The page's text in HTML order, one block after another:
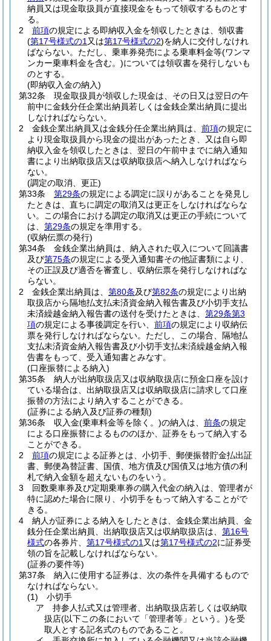
納員又は現金取扱員が直接現金をもって領収するものとす
る。
2
前項の規定による即納収入金を領収したときは、領収書
(第17号様式の1 又は第17号様式の2)を納人に交付しなけれ
ばならない。 ただし、乗車券発売による乗車料金等(ワンマ
ンカー乗車料金を含む。)については領収書を発行しないも
のとする。
(即納収入金の納入)
第32条
現金取扱員が領収した現金は、その日又は翌日の午
前中に金銭分任企業出納員若しくは金銭企業出納員に提出
しなければならない。
2
金銭企業出納員又は金銭分任企業出納員は、 前項の規定に
より現金取扱員から現金の提出があったとき、又は自ら即
納収入金を領収したときは、翌日の午前中までに納入通知
書により出納取扱店又は収納取扱店へ納入しなければなら
ない。
(調定の取消、更正)
第33条
第29条の規定による調定に誤りがあることを発見し
たときは、直ちに調定の取消又は更正をしなければならな
い。
この場合における調定の取消又は更正の手続について
は、 第29条の規定を準用する。
(収納伝票の発行)
第34条
金銭企業出納員は、納入された収入について回議書
及び第75条の規定による受入通知書その他証書類により、
その正誤及び適否を審査し、収納伝票を発行しなければな
らない。
2
金銭企業出納員は、 第80条及び第82条の規定により出納
取扱店から隔地払支払未済資金納入報告書及び小切手支払
未済繰越金納入報告書の送付を受けたときは、 第29条第3
項の規定による事後調定を行い、 前項の規定により収納伝
票を発行しなければならない。 ただし、この場合、隔地払
支払未済資金納入報告書及び小切手支払未済繰越金納入報
告書をもって、受入通知書とみなす。
(口座振替による納入)
第35条
納人が出納取扱店又は収納取扱店に預金口座を設け
ている場合は、出納取扱店又は収納取扱店に請求して口座
振替の方法により納入することができる。
(証券による納入及び証券の種類)
第36条
収入金(乗車料金等を除く。)の納入は、 前条の規定
による口座振替によるもののほか、証券をもって納入する
ことができる。
2
前項の規定による証券とは、小切手、郵便振替貯金払出証
書、郵便為替証書、国債、地方債及び国債又は地方債の利
札で納入金額を超えないものをいう。
3
回数乗車券及び定期乗車券の購入代金の納入は、管理者が
特に認めた場合に限り、小切手をもって納入することがで
きる。
4
納人が証券による納入をしたときは、金銭企業出納員、金
銭分任企業出納員、出納取扱店又は収納取扱店は、 第16号
様式の各券片、 第17号様式の1 又は第17号様式の2に証券受
領の旨を記載しなければならない。
(証券の要件等)
第37条
納入に使用する証券は、次の条件を具備するもので
なければならない。
(1)
小切手
ア
持参人払式又は管理者、出納取扱店若しくは収納取
扱店(以下この条において「管理者等」という。)を受
取人とする記名式のものであること。